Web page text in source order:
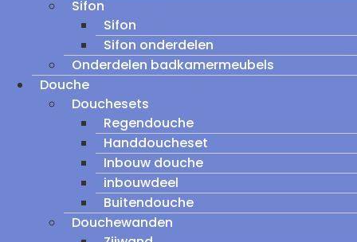
Sifon
Sifon
Sifon onderdelen
Onderdelen badkamermeubels
Douche
Douchesets
Regendouche
Handdoucheset
Inbouw douche
inbouwdeel
Buitendouche
Douchewanden